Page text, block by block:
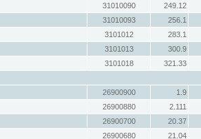
31010090
249.12
31010093
256.1
3101012
283.1
3101013
300.9
3101018
321.33
26900900
1.9
26900880
2.111
26900700
20.37
26900680
21.04